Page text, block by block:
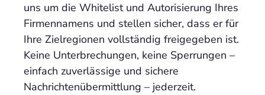
uns um die Whitelist und Autorisierung Ihres
Firmennamens und stellen sicher, dass er für
Ihre Zielregionen vollständig freigegeben ist.
Keine Unterbrechungen, keine Sperrungen –
einfach zuverlässige und sichere
Nachrichtenübermittlung – jederzeit.